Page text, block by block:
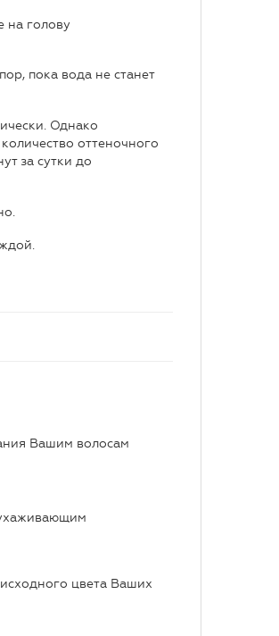
на голову
пока вода не станет
Однако
оттеночного
за сутки до
Вашим волосам
цвета Ваших